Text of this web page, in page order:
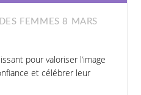
FEMMES 8 MARS
pour valoriser l’image
et célébrer leur